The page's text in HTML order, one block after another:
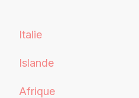
Italie
Islande
Afrique